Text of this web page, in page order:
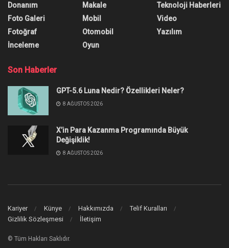
Donanım
Foto Galeri
Fotoğraf
İnceleme
Makale
Mobil
Otomobil
Oyun
Teknoloji Haberleri
Video
Yazılım
Son Haberler
GPT-5.6 Luna Nedir? Özellikleri Neler?
8 AĞUSTOS 2026
X’in Para Kazanma Programında Büyük
Değişiklik!
8 AĞUSTOS 2026
Kariyer Künye Hakkımızda
Telif Kuralları
Gizlilik Sözleşmesi
İletişim
© Tüm Hakları Saklıdır.